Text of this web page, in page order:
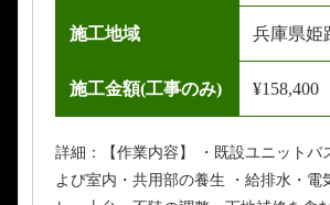
施工地域 兵庫県姫
施工金額(工事のみ) ¥158,400
詳細：【作業内容】 ・既設ユニットバ
よび室内・共用部の養生 ・給排水・電